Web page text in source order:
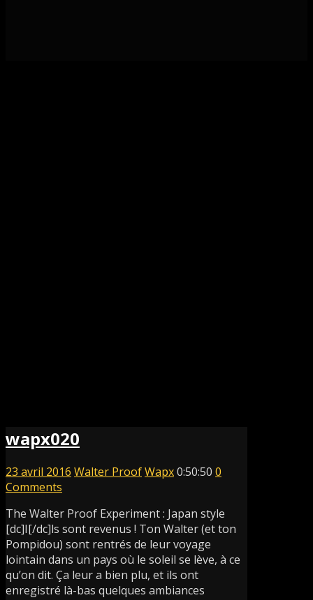
wapx020
23 avril 2016 Walter ProofWapx0:50:50 0
Comments
The Walter Proof Experiment : Japan style
[dc]I[/dc]ls sont revenus ! Ton Walter (et ton
Pompidou) sont rentrés de leur voyage
lointain dans un pays où le soleil se lève, à ce
qu’on dit. Ça leur a bien plu, et ils ont
enregistré là-bas quelques ambiances